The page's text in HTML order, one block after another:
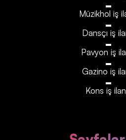
Müzikhol iş
Dansçı iş
Pavyon iş
Gazino iş
Kons iş